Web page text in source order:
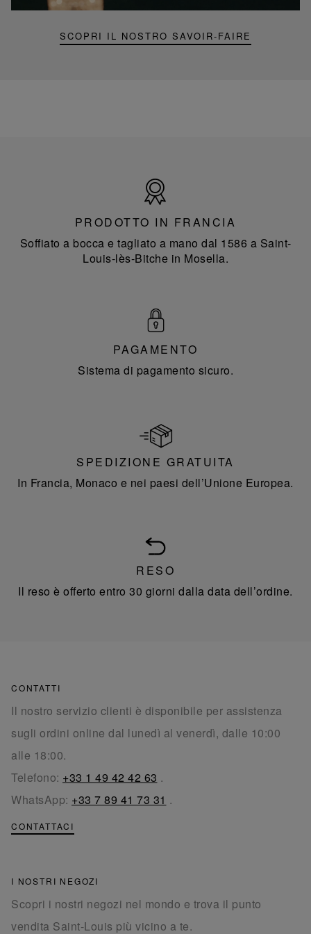
SCOPRI IL NOSTRO SAVOIR-FAIRE
Francia
PRODOTTO IN FRANCIA
Soffiato a bocca e tagliato a mano dal 1586 a Saint-
Louis-lès-Bitche in Mosella.
PAGAMENTO
Sistema di pagamento sicuro.
SPEDIZIONE GRATUITA
In Francia, Monaco e nei paesi dell’Unione Europea.
RESO
Il reso è offerto entro 30 giorni dalla data dell’ordine.
CONTATTI
Il nostro servizio clienti è disponibile per assistenza
sugli ordini online dal lunedì al venerdì, dalle 10:00
alle 18:00.
Telefono: +33 1 49 42 42 63 .
WhatsApp: +33 7 89 41 73 31 .
CONTATTACI
I NOSTRI NEGOZI
Scopri i nostri negozi nel mondo e trova il punto
vendita Saint-Louis più vicino a te.